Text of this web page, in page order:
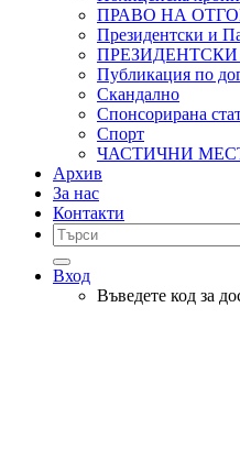
ПРАВО НА
Президентски и
ПРЕЗИДЕНТСКИ
Публикация по
Скандално
Спонсорирана
Спорт
ЧАСТИЧНИ
Архив
За нас
Контакти
Вход
Въведете код за